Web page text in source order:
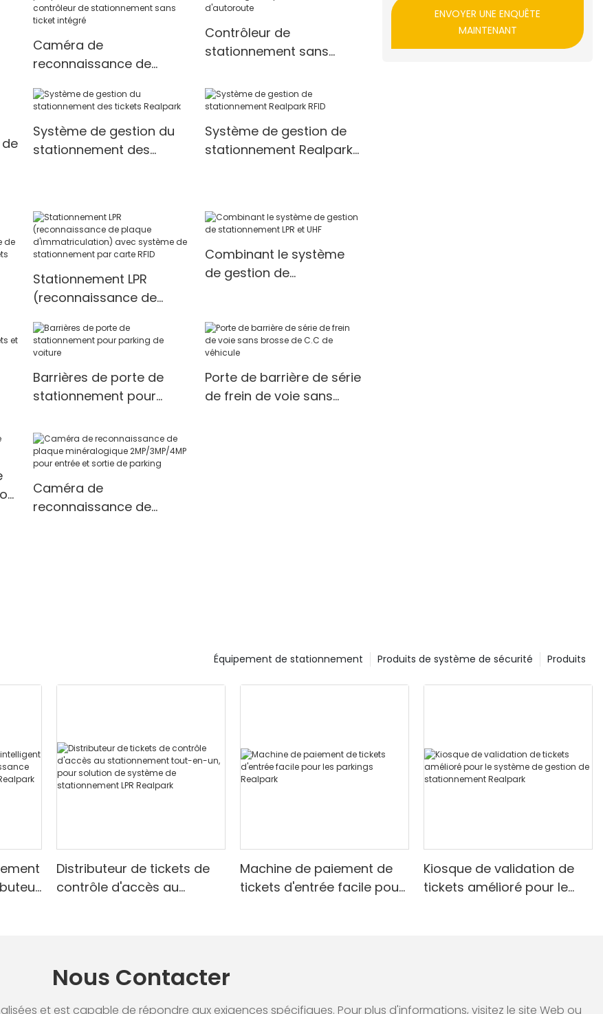
Caméra de
reconnaissance de
RPL-XYX1, contrôleur de
ticket intégré
Contrôleur de
stationnement sans
barrière d'autoroute
Système de gestion du
stationnement des
Système de gestion de
stationnement Realpark
Stationnement LPR
(reconnaissance de
d'immatriculation) avec
système de
stationnement par carte
RFID
Combinant le système
de gestion de
Barrières de porte de
stationnement pour
Porte de barrière de série
de frein de voie sans
Caméra de
reconnaissance de
ENVOYER UNE ENQUÊTE
MAINTENANT
Produits
Produits de système de sécurité
Équipement de stationnement
Distributeur de tickets de
contrôle d'accès au
Machine de paiement de
tickets d'entrée facile pour
Kiosque de validation de
tickets amélioré pour le
Nous Contacter
et est capable de répondre aux exigences spécifiques. Pour plus d'informations, visitez le site Web ou